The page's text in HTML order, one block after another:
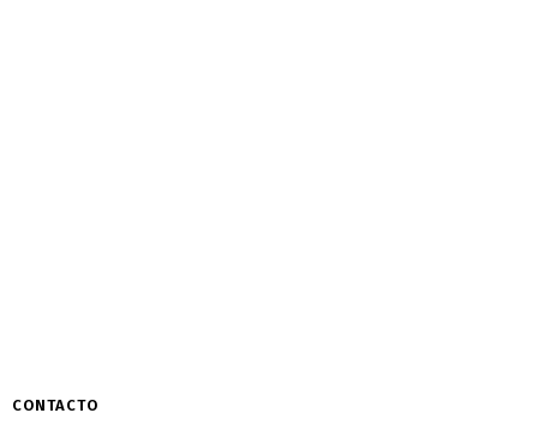
CONTACTO